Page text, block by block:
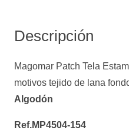
motivos
de
lana
fondo
rosa
Descripción
Magomar Patch Tela
motivos tejido de lana
Algodón
Ref.MP4504-154